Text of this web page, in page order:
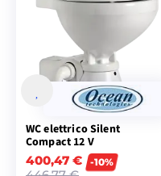
WC elettrico Silent
Compact 12 V
400,47 €
-10%